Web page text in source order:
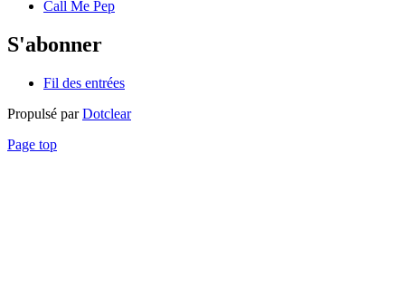
Call Me Pep
S'abonner
Fil des entrées
Propulsé parDotclear
Page top